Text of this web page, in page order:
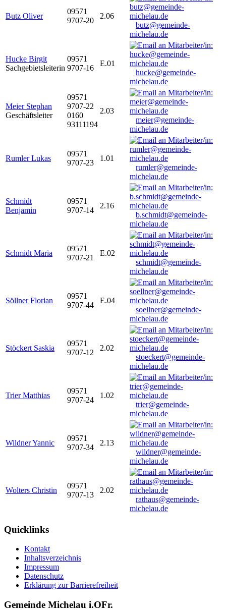
Butz Oliver
09571
9707-20
2.06
butz@gemeinde-
michelau.de
Hucke Birgit
Sachgebietsleiterin
09571
9707-16
E.01
hucke@gemeinde-
michelau.de
Meier Stephan
Geschäftsleiter
09571
9707-22
0160
93111194
2.03
meier@gemeinde-
michelau.de
Rumler Lukas
09571
9707-23
1.01
rumler@gemeinde-
michelau.de
Schmidt
Benjamin
09571
9707-14
2.16
b.schmidt@gemeinde-
michelau.de
Schmidt Maria
09571
9707-21
E.02
schmidt@gemeinde-
michelau.de
Söllner Florian
09571
9707-44
E.04
soellner@gemeinde-
michelau.de
Stöckert Saskia
09571
9707-12
2.02
stoeckert@gemeinde-
michelau.de
Trier Matthias
09571
9707-24
1.02
trier@gemeinde-
michelau.de
Wildner Yannic
09571
9707-34
2.13
wildner@gemeinde-
michelau.de
Wolters Christin
09571
9707-13
2.02
rathaus@gemeinde-
michelau.de
Quicklinks
Kontakt
Inhaltsverzeichnis
Impressum
Datenschutz
Erklärung zur Barrierefreiheit
Gemeinde Michelau i.OFr.